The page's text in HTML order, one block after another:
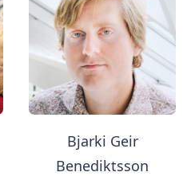
Bjarki Geir
Benediktsson